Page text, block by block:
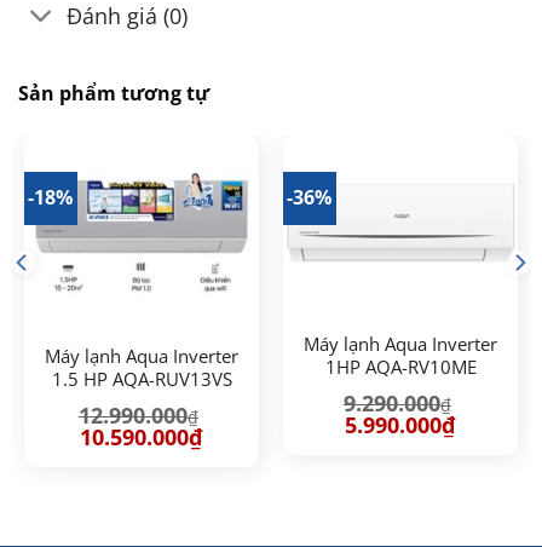
Đánh giá (0)
Sản phẩm tương tự
-18%
Máy lạnh Aqua Inverter
1.5 HP AQA-RUV13VS
12.990.000₫
Giá
gốc
10.590.000₫Giá
-36%
Máy lạnh Aqua Inverter
1HP AQA-RV10ME
9.290.000₫
Giá
gốc
5.990.000₫Giá